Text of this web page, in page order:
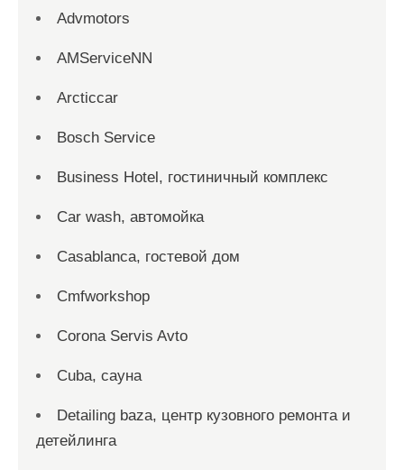
Advmotors
AMServiceNN
Arcticcar
Bosch Service
Business Hotel, гостиничный комплекс
Car wash, автомойка
Casablanca, гостевой дом
Cmfworkshop
Corona Servis Avto
Cuba, сауна
Detailing baza, центр кузовного ремонта и
детейлинга